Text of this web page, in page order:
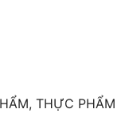
THỰC PHẨM